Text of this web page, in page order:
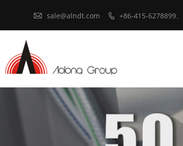
 sale@alndt.com  +86-415-6278899